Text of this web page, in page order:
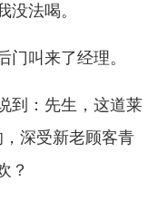
没法喝。
门叫来了经理。
到：先生，这道莱
深受新老顾客青
？